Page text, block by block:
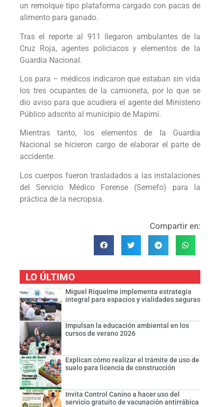
un remolque tipo plataforma cargado con pacas de
alimento para ganado.
Tras el reporte al 911 llegaron ambulantes de la
Cruz Roja, agentes policiacos y elementos de la
Guardia Nacional.
Los para – médicos indicaron que estaban sin vida
los tres ocupantes de la camioneta, por lo que se
dio aviso para que acudiera el agente del Ministerio
Público adscrito al municipio de Mapimí.
Mientras tanto, los elementos de la Guardia
Nacional se hicieron cargo de elaborar el parte de
accidente.
Los cuerpos fueron trasladados a las instalaciones
del Servicio Médico Forense (Semefo) para la
práctica de la necropsia.
Compartir en:
LO ÚLTIMO
Miguel Riquelme implementa estrategia
integral para espacios y vialidades seguras
Impulsan la educación ambiental en los
cursos de verano 2026
Explican cómo realizar el trámite de uso de
suelo para licencia de construcción
Invita Control Canino a hacer uso del
servicio gratuito de vacunación antirrábica